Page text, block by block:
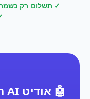
✓ תשלום רק
🤖 אודיט AI חינם — קבל דוח אמיתי